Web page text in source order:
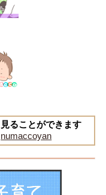
ることができます
numaccoyan